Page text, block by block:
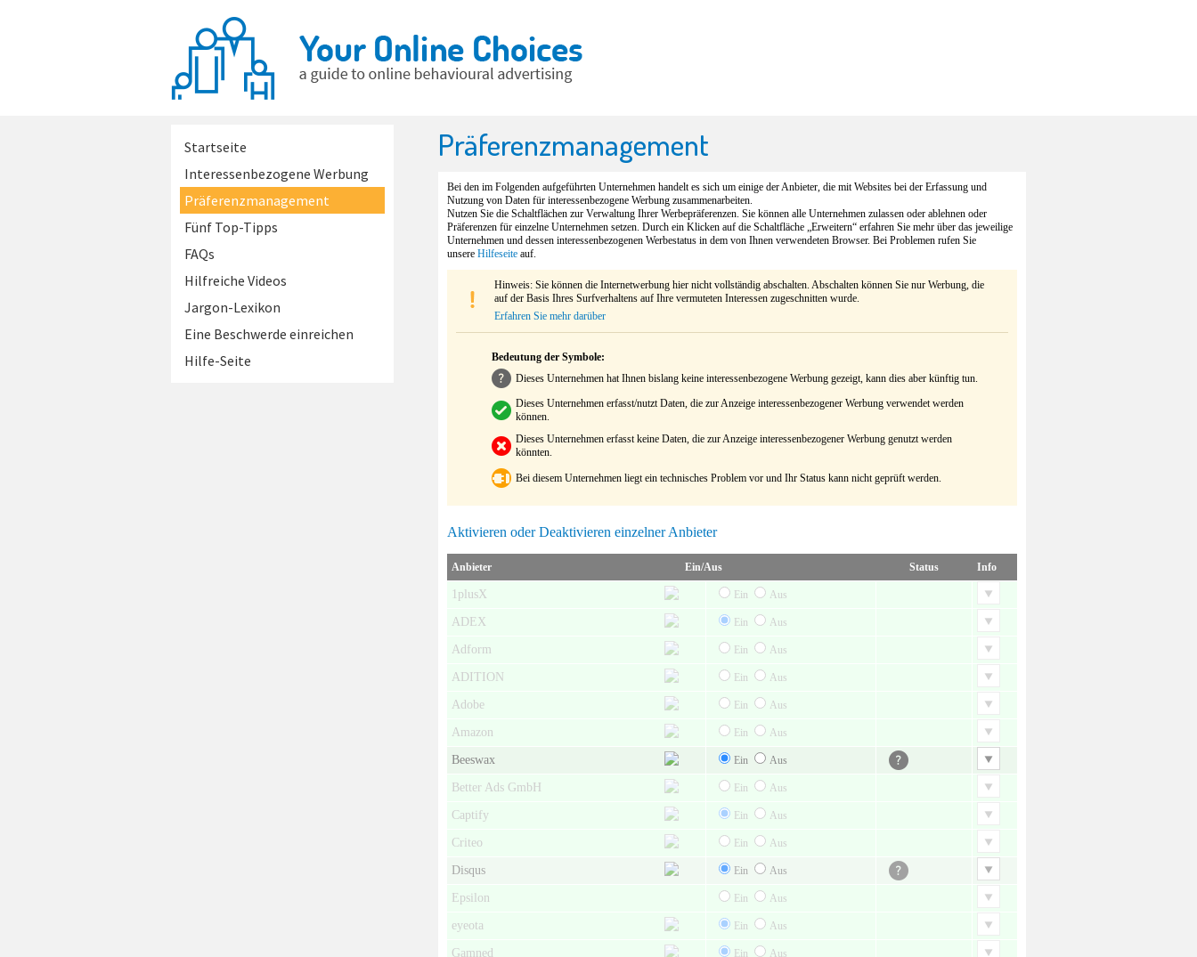
Startseite
Interessenbezogene Werbung
Präferenzmanagement
Fünf Top-Tipps
FAQs
Hilfreiche Videos
Jargon-Lexikon
Eine Beschwerde einreichen
Hilfe-Seite
Präferenzmanagement
Bei den im Folgenden aufgeführten Unternehmen handelt es sich um einige der Anbieter, die mit Websites bei der Erfassung und
Nutzung von Daten für interessenbezogene Werbung zusammenarbeiten.
Nutzen Sie die Schaltflächen zur Verwaltung Ihrer Werbepräferenzen. Sie können alle Unternehmen zulassen oder ablehnen oder
Präferenzen für einzelne Unternehmen setzen. Durch ein Klicken auf die Schaltfläche „Erweitern“ erfahren Sie mehr über das jeweilige
Unternehmen und dessen interessenbezogenen Werbestatus in dem von Ihnen verwendeten Browser. Bei Problemen rufen Sie
unsere Hilfeseite auf.
Hinweis: Sie können die Internetwerbung hier nicht vollständig abschalten. Abschalten können Sie nur Werbung, die
auf der Basis Ihres Surfverhaltens auf Ihre vermuteten Interessen zugeschnitten wurde.
Erfahren Sie mehr darüber
Bedeutung der Symbole:
Dieses Unternehmen hat Ihnen bislang keine interessenbezogene Werbung gezeigt, kann dies aber künftig tun.
Dieses Unternehmen erfasst/nutzt Daten, die zur Anzeige interessenbezogener Werbung verwendet werden
können.
Dieses Unternehmen erfasst keine Daten, die zur Anzeige interessenbezogener Werbung genutzt werden
könnten.
Bei diesem Unternehmen liegt ein technisches Problem vor und Ihr Status kann nicht geprüft werden.